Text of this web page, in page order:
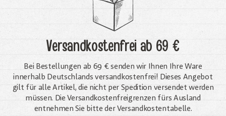
Versandkostenfreiab 69 €
Bei Bestellungen ab 69 € senden wir Ihnen Ihre Ware
innerhalb Deutschlands versandkostenfrei! Dieses Angebot
gilt für alle Artikel, die nicht per Spedition versendet werden
müssen. Die Versandkosten­freigrenzen fürs Ausland
entnehmen Sie bitte der Versandkostentabelle.